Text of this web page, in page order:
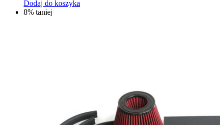
Dodaj do koszyka
8% taniej